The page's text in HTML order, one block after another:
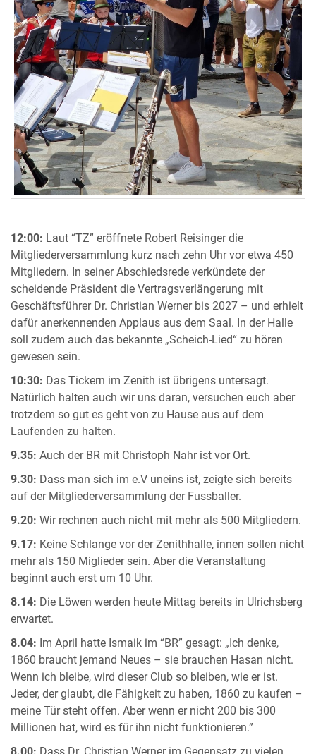
12:00: Laut “TZ” eröffnete Robert Reisinger die
Mitgliederversammlung kurz nach zehn Uhr vor etwa 450
Mitgliedern. In seiner Abschiedsrede verkündete der
scheidende Präsident die Vertragsverlängerung mit
Geschäftsführer Dr. Christian Werner bis 2027 – und erhielt
dafür anerkennenden Applaus aus dem Saal. In der Halle
soll zudem auch das bekannte „Scheich-Lied“ zu hören
gewesen sein.
10:30: Das Tickern im Zenith ist übrigens untersagt.
Natürlich halten auch wir uns daran, versuchen euch aber
trotzdem so gut es geht von zu Hause aus auf dem
Laufenden zu halten.
9.35: Auch der BR mit Christoph Nahr ist vor Ort.
9.30: Dass man sich im e.V uneins ist, zeigte sich bereits
auf der Mitgliederversammlung der Fussballer.
9.20: Wir rechnen auch nicht mit mehr als 500 Mitgliedern.
9.17: Keine Schlange vor der Zenithhalle, innen sollen nicht
mehr als 150 Miglieder sein. Aber die Veranstaltung
beginnt auch erst um 10 Uhr.
8.14: Die Löwen werden heute Mittag bereits in Ulrichsberg
erwartet.
8.04: Im April hatte Ismaik im “BR” gesagt: „Ich denke,
1860 braucht jemand Neues – sie brauchen Hasan nicht.
Wenn ich bleibe, wird dieser Club so bleiben, wie er ist.
Jeder, der glaubt, die Fähigkeit zu haben, 1860 zu kaufen –
meine Tür steht offen. Aber wenn er nicht 200 bis 300
Millionen hat, wird es für ihn nicht funktionieren.”